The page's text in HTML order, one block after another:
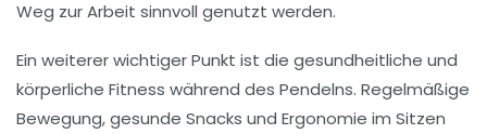
Weg zur Arbeit sinnvoll genutzt werden.
Ein weiterer wichtiger Punkt ist die gesundheitliche und
körperliche Fitness während des Pendelns. Regelmäßige
Bewegung, gesunde Snacks und Ergonomie im Sitzen